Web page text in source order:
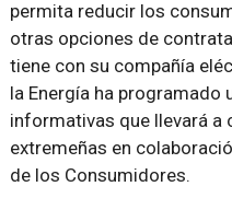
permita reducir los
otras opciones de
tiene con su compañía
la Energía ha programado
informativas que llevará a
extremeñas en
de los Consumidores.